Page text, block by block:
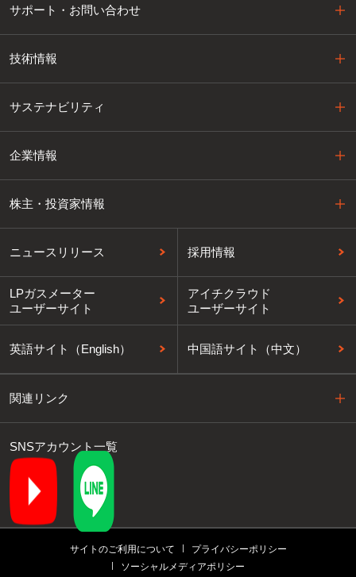
サポート・お問い合わせ
技術情報
サステナビリティ
企業情報
株主・投資家情報
ニュースリリース 採用情報
LPガスメーター
ユーザーサイト
アイチクラウド
ユーザーサイト
英語サイト（English） 中国語サイト（中文）
関連リンク
SNSアカウント一覧
サイトのご利用について
プライバシーポリシー
ソーシャルメディアポリシー